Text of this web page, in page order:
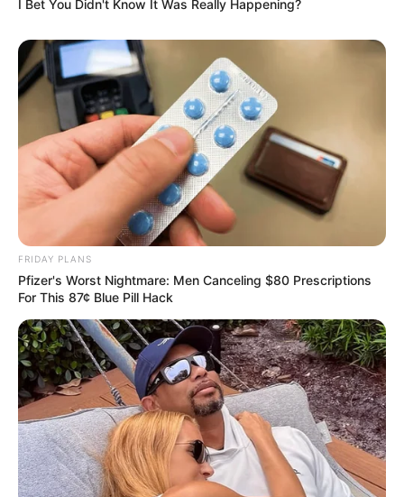
I Bet You Didn't Know It Was Really Happening?
FRIDAY PLANS
Pfizer's Worst Nightmare: Men Canceling $80 Prescriptions
For This 87¢ Blue Pill Hack